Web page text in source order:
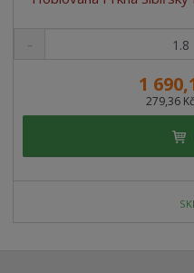
1
279,36